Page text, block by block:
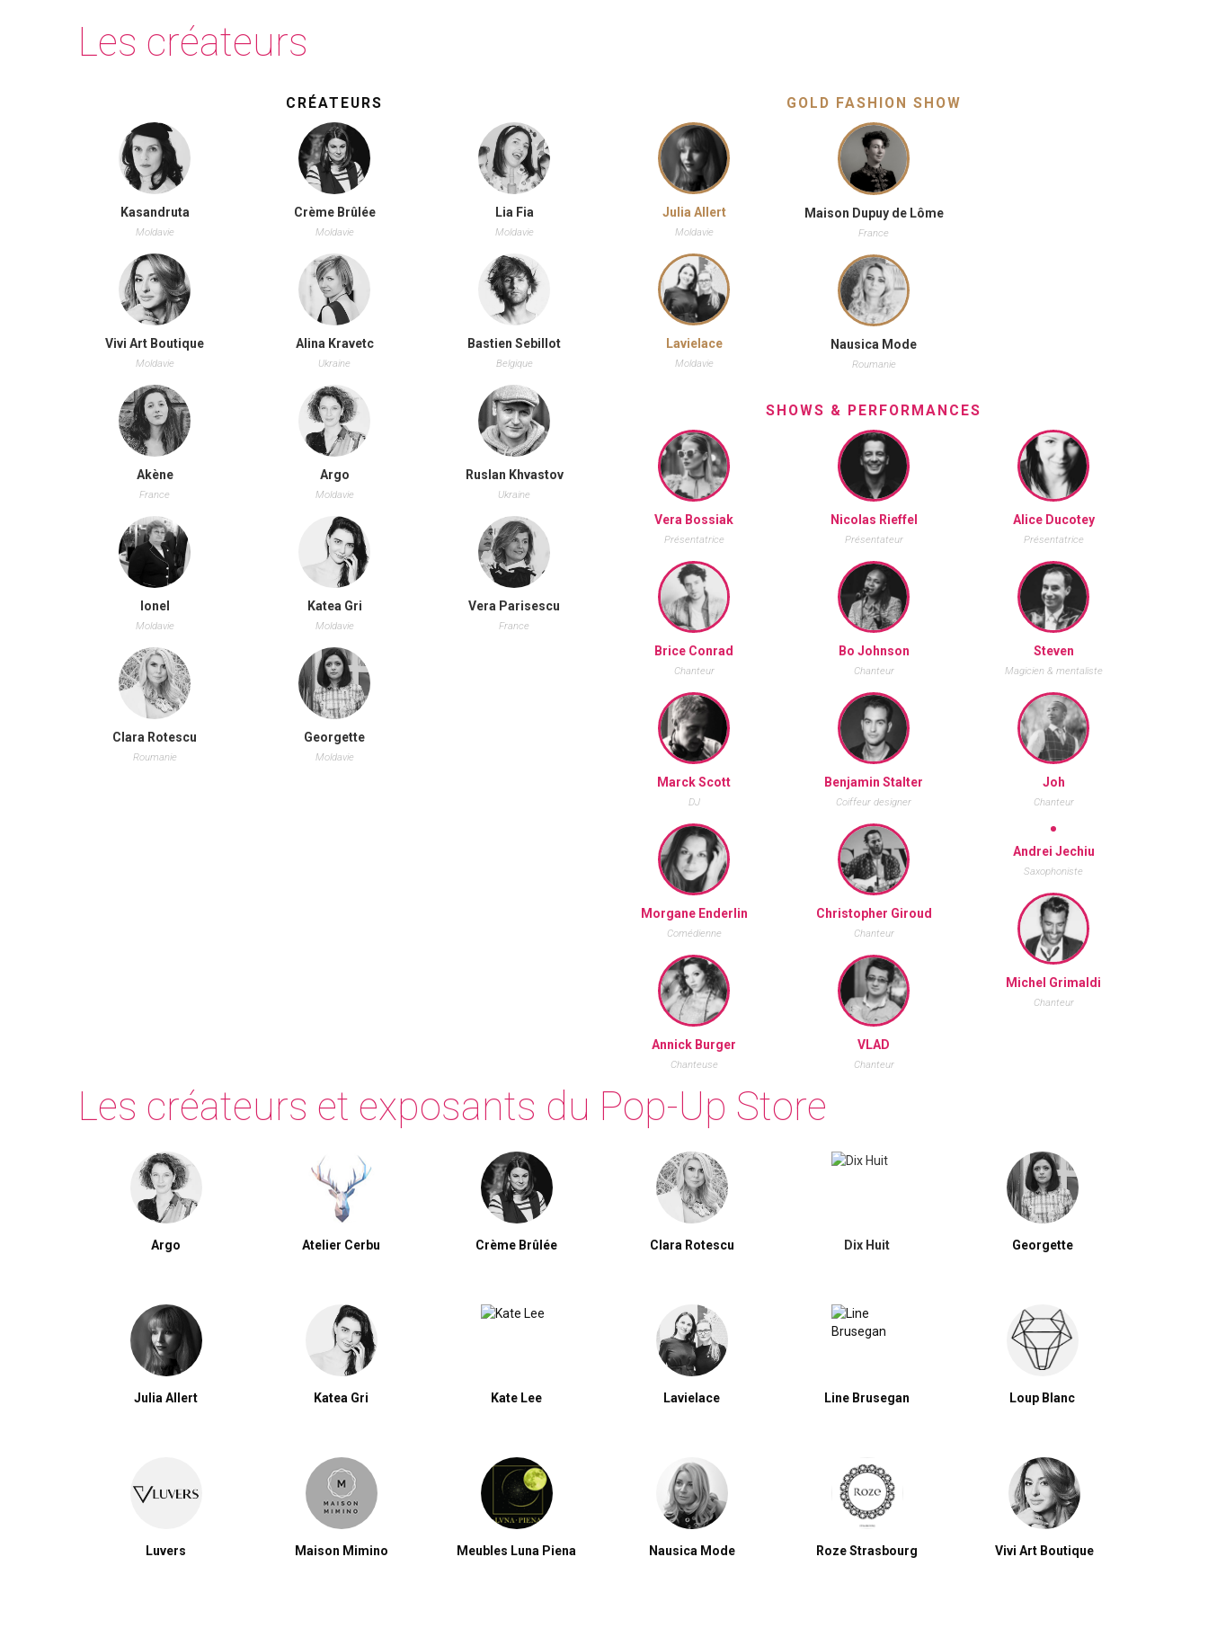
Les créateurs
CRÉATEURS
Kasandruta
Moldavie
Vivi Art Boutique
Moldavie
Akène
France
Ionel
Moldavie
Clara Rotescu
Roumanie
Crème Brûlée
Moldavie
Alina Kravetc
Ukraine
Argo
Moldavie
Katea Gri
Moldavie
Georgette
Moldavie
Lia Fia
Moldavie
Bastien Sebillot
Belgique
Ruslan Khvastov
Ukraine
Vera Parisescu
France
GOLD FASHION SHOW
Julia Allert
Moldavie
Lavielace
Moldavie
Maison Dupuy de Lôme
France
Nausica Mode
Roumanie
SHOWS & PERFORMANCES
Vera Bossiak
Présentatrice
Brice Conrad
Chanteur
Marck Scott
DJ
Morgane Enderlin
Comédienne
Annick Burger
Chanteuse
Nicolas Rieffel
Présentateur
Bo Johnson
Chanteur
Benjamin Stalter
Coiffeur designer
Christopher Giroud
Chanteur
VLAD
Chanteur
Alice Ducotey
Présentatrice
Steven
Magicien & mentaliste
Joh
Chanteur
Andrei Jechiu
Saxophoniste
Michel Grimaldi
Chanteur
Les créateurs et exposants du Pop-Up Store
Argo Atelier Cerbu Crème Brûlée Clara Rotescu Dix Huit Georgette
Julia Allert Katea Gri Kate Lee Lavielace Line Brusegan Loup Blanc
Luvers Maison Mimino Meubles Luna Piena Nausica Mode Roze Strasbourg Vivi Art Boutique